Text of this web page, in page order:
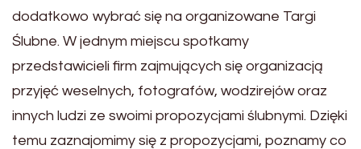
dodatkowo wybrać się na organizowane Targi
Ślubne. W jednym miejscu spotkamy
przedstawicieli firm zajmujących się organizacją
przyjęć weselnych, fotografów, wodzirejów oraz
innych ludzi ze swoimi propozycjami ślubnymi. Dzięki
temu zaznajomimy się z propozycjami, poznamy co